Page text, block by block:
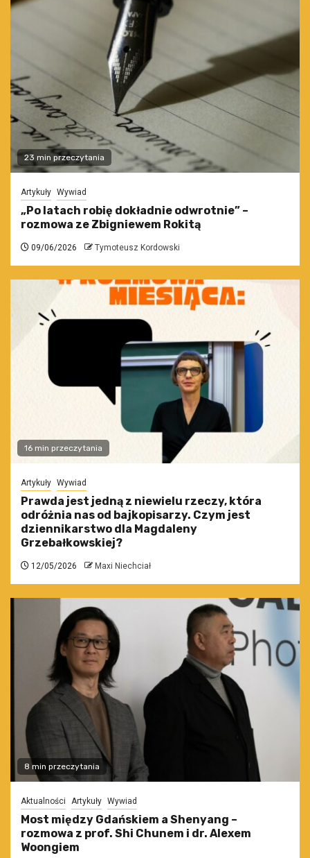
23 min przeczytania
Artykuły Wywiad
„Po latach robię dokładnie odwrotnie” –
rozmowa ze Zbigniewem Rokitą
09/06/2026 Tymoteusz Kordowski
16 min przeczytania
Artykuły Wywiad
Prawda jest jedną z niewielu rzeczy, która
odróżnia nas od bajkopisarzy. Czym jest
dziennikarstwo dla Magdaleny
Grzebałkowskiej?
12/05/2026 Maxi Niechciał
8 min przeczytania
Aktualności Artykuły Wywiad
Most między Gdańskiem a Shenyang –
rozmowa z prof. Shi Chunem i dr. Alexem
Woongiem